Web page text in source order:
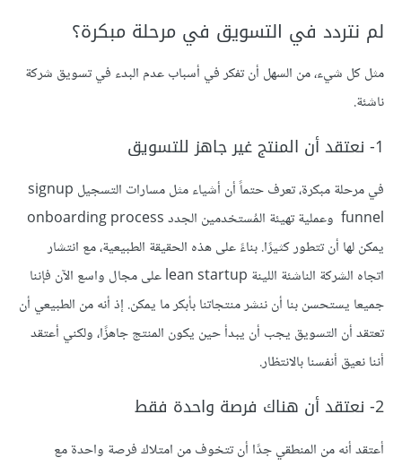
لم نتردد في التسويق في مرحلة مبكرة؟
مثل كل شيء، من السهل أن تفكر في أسباب عدم البدء في تسويق شركة
ناشئة.
1- نعتقد أن المنتج غير جاهز للتسويق
في مرحلة مبكرة، تعرف حتماً أن أشياء مثل مسارات التسجيل signup
funnel وعملية تهيئة المُستخدمين الجدد onboarding process
يمكن لها أن تتطور كثيرًا. بناءً على هذه الحقيقة الطبيعية، مع انتشار
اتجاه الشركة الناشئة اللينة lean startup على مجال واسع الآن فإننا
جميعا يستحسن بنا أن ننشر منتجاتنا بأبكر ما يمكن. إذ أنه من الطبيعي أن
تعتقد أن التسويق يجب أن يبدأ حين يكون المنتج جاهزًا، ولكني أعتقد
أننا نعيق أنفسنا بالانتظار.
2- نعتقد أن هناك فرصة واحدة فقط
أعتقد أنه من المنطقي جدًا أن تتخوف من امتلاك فرصة واحدة مع